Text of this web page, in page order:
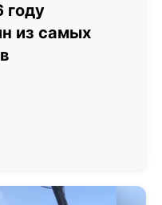
году
из самых